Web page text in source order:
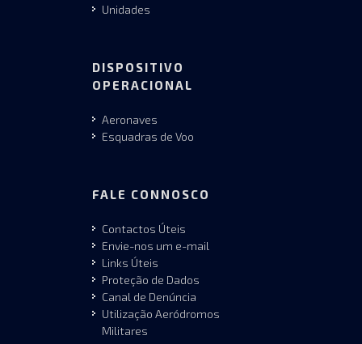
Unidades
DISPOSITIVO
OPERACIONAL
Aeronaves
Esquadras de Voo
FALE CONNOSCO
Contactos Úteis
Envie-nos um e-mail
Links Úteis
Proteção de Dados
Canal de Denúncia
Utilização Aeródromos
Militares